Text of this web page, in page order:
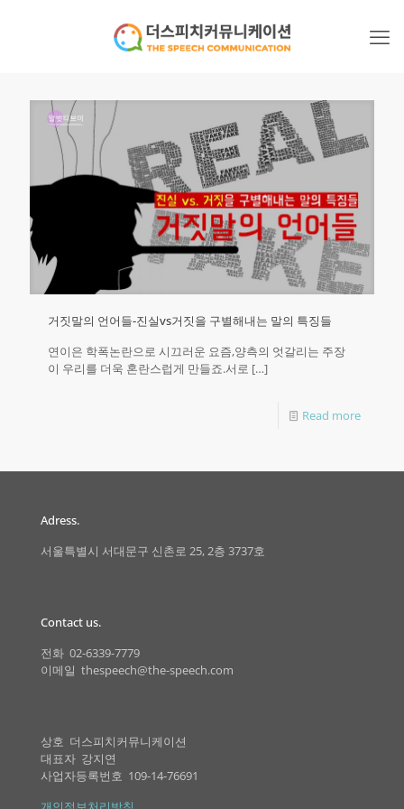
거짓말의 언어들-진실vs거짓을 구별해내는 말의 특징들
연이은 학폭논란으로 시끄러운 요즘,양측의 엇갈리는 주장
이 우리를 더욱 혼란스럽게 만들죠.서로 […]
Read more
Adress.
서울특별시 서대문구 신촌로 25, 2층 3737호
Contact us.
전화 02-6339-7779
이메일 thespeech@the-speech.com
상호 더스피치커뮤니케이션
대표자 강지연
사업자등록번호 109-14-76691